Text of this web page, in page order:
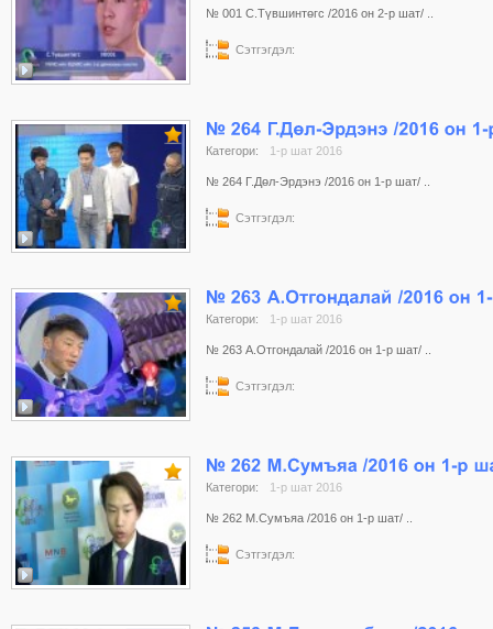
№ 001 С.Түвшинтөгс /2016 он 2-р шат/ ..
Сэтгэгдэл:
Категори: 1-р шат 2016
№ 264 Г.Дөл-Эрдэнэ /2016 он 1-р шат/ ..
Сэтгэгдэл:
Категори: 1-р шат 2016
№ 263 А.Отгондалай /2016 он 1-р шат/ ..
Сэтгэгдэл:
Категори: 1-р шат 2016
№ 262 М.Сумъяа /2016 он 1-р шат/ ..
Сэтгэгдэл: